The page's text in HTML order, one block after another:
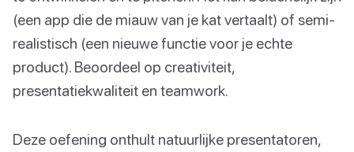
(een app die de miauw van je kat vertaalt) of semi-
realistisch (een nieuwe functie voor je echte
product). Beoordeel op creativiteit,
presentatiekwaliteit en teamwork.
Deze oefening onthult natuurlijke presentatoren,